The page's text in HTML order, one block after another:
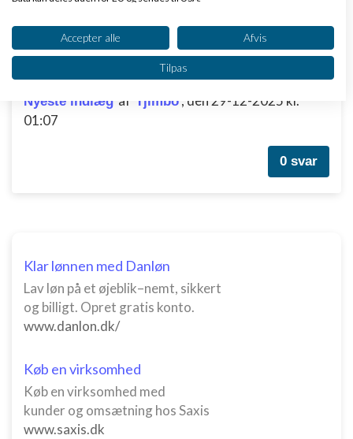
Hvordan kan hjemmeside som denne være
Nyeste indlæg af Tjimbo , den 29-12-2025 kl.
01:07
0 svar
Klar lønnen med Danløn
Lav løn på et øjeblik–nemt, sikkert
og billigt. Opret gratis konto.
www.danlon.dk/
Køb en virksomhed
Køb en virksomhed med
kunder og omsætning hos Saxis
www.saxis.dk
Se partnerliste (2 IAB-leverandører)
Vi bruger dine data til følgende formål:
IAB's behandlingsformål:
Opbevare og/eller tilgå oplysninger på en
enhed
Oprette profiler for at tilpasse indhold
Bruge profiler til at vælge tilpasset indhold
Måle annonceringseffektivitet
Måle indholdseffektivitet
Forstå målgrupper gennem statistikker eller
kombinationer af oplysninger fra forskellige
kilder
Accepter alle Afvis
Tilpas